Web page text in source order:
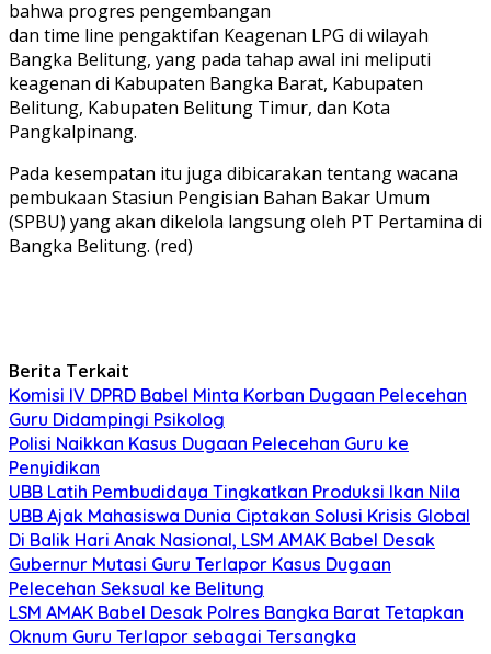
bahwa progres pengembangan
dan time line pengaktifan Keagenan LPG di wilayah
Bangka Belitung, yang pada tahap awal ini meliputi
keagenan di Kabupaten Bangka Barat, Kabupaten
Belitung, Kabupaten Belitung Timur, dan Kota
Pangkalpinang.
Pada kesempatan itu juga dibicarakan tentang wacana
pembukaan Stasiun Pengisian Bahan Bakar Umum
(SPBU) yang akan dikelola langsung oleh PT Pertamina di
Bangka Belitung. (red)
Berita Terkait
Komisi IV DPRD Babel Minta Korban Dugaan Pelecehan
Guru Didampingi Psikolog
Polisi Naikkan Kasus Dugaan Pelecehan Guru ke
Penyidikan
UBB Latih Pembudidaya Tingkatkan Produksi Ikan Nila
UBB Ajak Mahasiswa Dunia Ciptakan Solusi Krisis Global
Di Balik Hari Anak Nasional, LSM AMAK Babel Desak
Gubernur Mutasi Guru Terlapor Kasus Dugaan
Pelecehan Seksual ke Belitung
LSM AMAK Babel Desak Polres Bangka Barat Tetapkan
Oknum Guru Terlapor sebagai Tersangka